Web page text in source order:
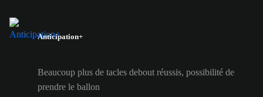
Anticipation+
Beaucoup plus de tacles debout réussis, possibilité de
prendre le ballon